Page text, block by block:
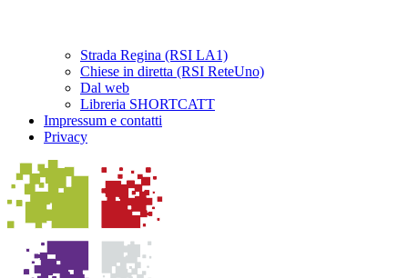
Strada Regina (RSI LA1)
Chiese in diretta (RSI ReteUno)
Dal web
Libreria SHORTCATT
Impressum e contatti
Privacy